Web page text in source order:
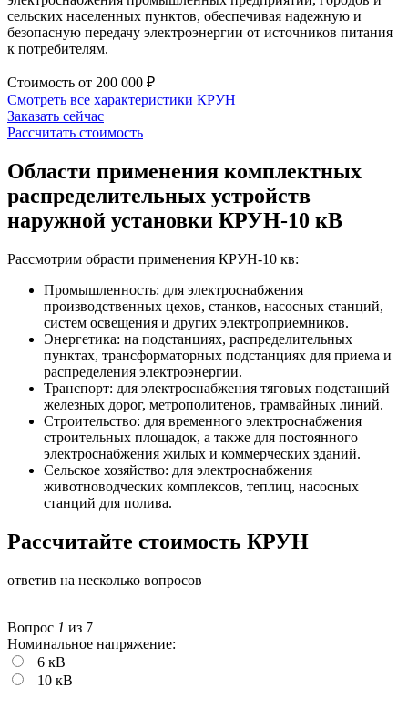
сельских населенных пунктов, обеспечивая надежную и
безопасную передачу электроэнергии от источников питания
к потребителям.
Стоимость от 200 000 ₽
Смотреть все характеристики КРУН
Заказать сейчас
Рассчитать стоимость
Области применения комплектных
распределительных устройств
наружной установки КРУН-10 кВ
Рассмотрим обрасти применения КРУН-10 кв:
Промышленность: для электроснабжения
производственных цехов, станков, насосных станций,
систем освещения и других электроприемников.
Энергетика: на подстанциях, распределительных
пунктах, трансформаторных подстанциях для приема и
распределения электроэнергии.
Транспорт: для электроснабжения тяговых подстанций
железных дорог, метрополитенов, трамвайных линий.
Строительство: для временного электроснабжения
строительных площадок, а также для постоянного
электроснабжения жилых и коммерческих зданий.
Сельское хозяйство: для электроснабжения
животноводческих комплексов, теплиц, насосных
станций для полива.
Рассчитайте стоимость КРУН
ответив на несколько вопросов
Вопрос 1 из 7
Номинальное напряжение:
6 кВ
10 кВ